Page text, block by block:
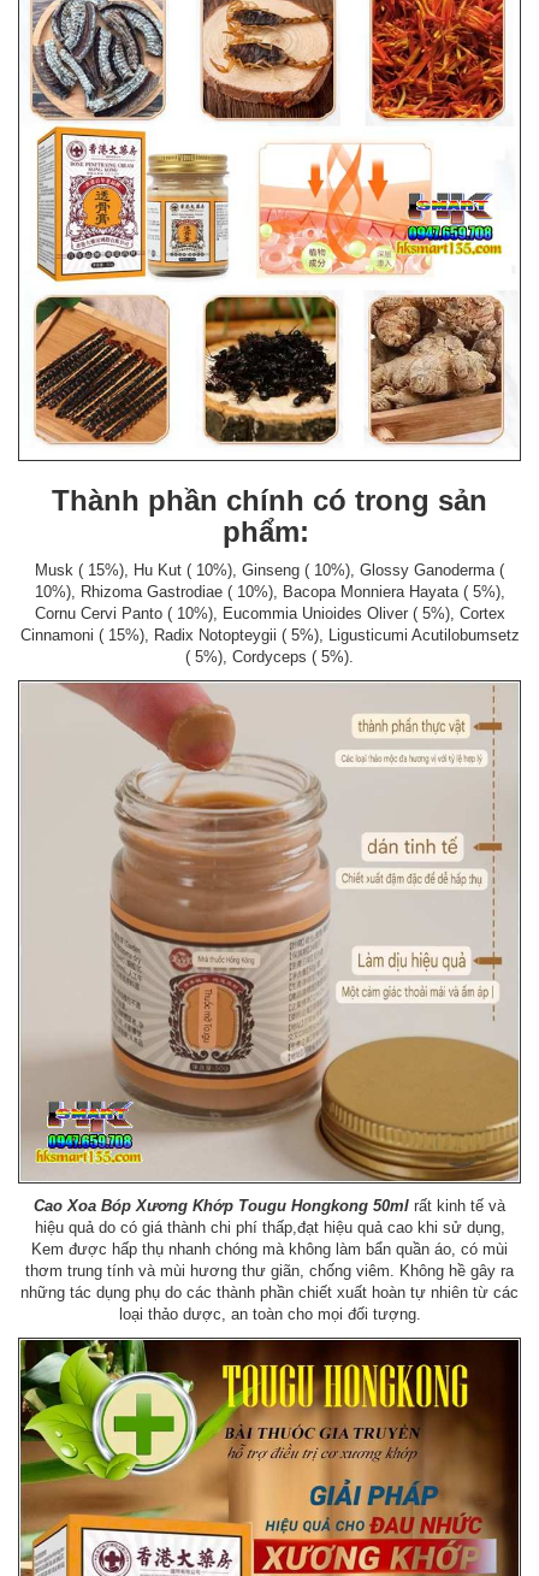
Thành phần chính có trong sản
phẩm:
Musk ( 15%), Hu Kut ( 10%), Ginseng ( 10%), Glossy Ganoderma (
10%), Rhizoma Gastrodiae ( 10%), Bacopa Monniera Hayata ( 5%),
Cornu Cervi Panto ( 10%), Eucommia Unioides Oliver ( 5%), Cortex
Cinnamoni ( 15%), Radix Notopteygii ( 5%), Ligusticumi Acutilobumsetz
( 5%), Cordyceps ( 5%).
Cao Xoa Bóp Xương Khớp Tougu Hongkong 50ml rất kinh tế và
hiệu quả do có giá thành chi phí thấp,đạt hiệu quả cao khi sử dụng,
Kem được hấp thụ nhanh chóng mà không làm bẩn quần áo, có mùi
thơm trung tính và mùi hương thư giãn, chống viêm. Không hề gây ra
những tác dụng phụ do các thành phần chiết xuất hoàn tự nhiên từ các
loại thảo dược, an toàn cho mọi đối tượng.